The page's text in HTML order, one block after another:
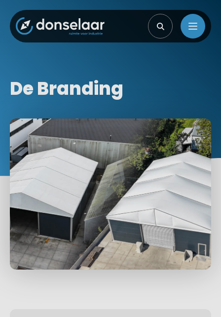
De Branding